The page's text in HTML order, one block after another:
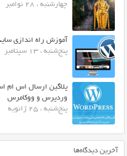
چهارشنبه ، 28 نوامبر
آموزش راه اندازی
پنج‌شنبه ، 13 سپتامبر
پلاگین ارسال اس ام
وردپرس و ووکامرس
پنج‌شنبه ، 25 ژانویه
آخرین دیدگاه‌ها